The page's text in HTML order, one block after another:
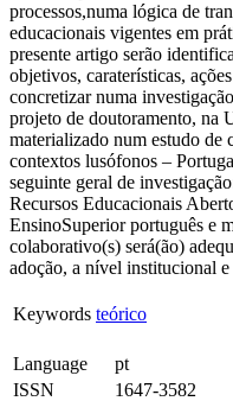
processos,numa lógica de
educacionais vigentes em
presente artigo serão
objetivos, caraterísticas,
concretizar numa
projeto de doutoramento, na
materializado num estudo de
contextos lusófonos –
seguinte geral de
Recursos Educacionais
EnsinoSuperior português e
colaborativo(s) será(ão)
adoção, a nível institucional
Keywords teórico
Language
pt
ISSN
1647-3582